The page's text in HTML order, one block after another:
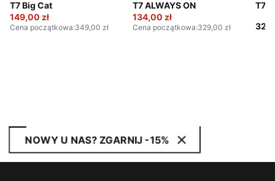
T7 Big Cat
149,00 zł
Cena początkowa:349,00 zł
T7 ALWAYS ON
134,00 zł
Cena początkowa:329,00 zł
T7
NOWY U NAS? ZGARNIJ -15%